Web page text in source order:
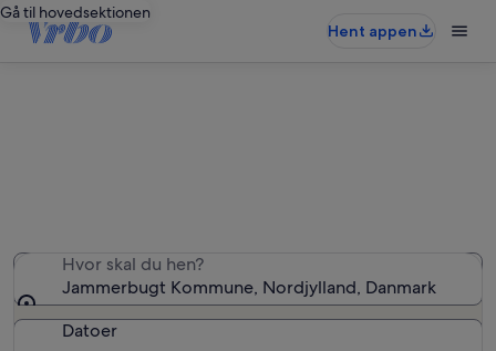
Gå til hovedsektionen
Hent appen
Hvor skal du hen?
Jammerbugt Kommune, Nordjylland, Danmark
Datoer